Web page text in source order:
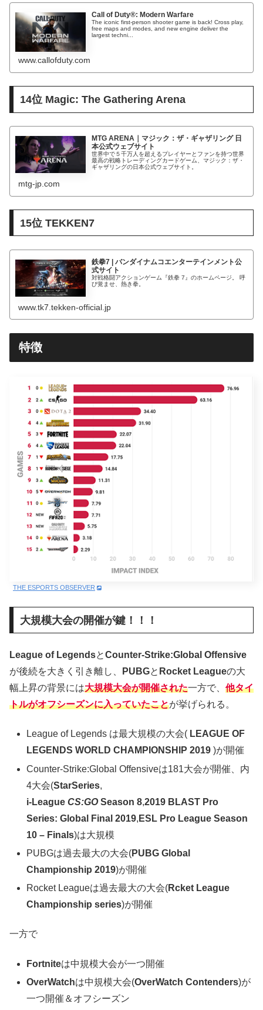
Call of Duty®: Modern Warfare
The iconic first-person shooter game is back! Cross play,
free maps and modes, and new engine deliver the
largest techni...
www.callofduty.com
14位 Magic: The Gathering Arena
MTG ARENA｜マジック：ザ・ギャザリング 日
本公式ウェブサイト
世界中で５千万人を超えるプレイヤーとファンを持つ世界
最高の戦略トレーディングカードゲーム、マジック：ザ・
ギャザリングの日本公式ウェブサイト。
mtg-jp.com
15位 TEKKEN7
鉄拳7 | バンダイナムコエンターテインメント公
式サイト
対戦格闘アクションゲーム『鉄拳 7』のホームページ。 呼
び覚ませ、熱き拳。
www.tk7.tekken-official.jp
特徴
THE ESPORTS OBSERVER
大規模大会の開催が鍵！！！
League of LegendsとCounter-Strike:Global Offensive
が後続を大きく引き離し、
PUBGと Rocket Leagueの大
幅上昇の背景には大規模大会が開催された一方で、 他タイ
トルがオフシーズンに入っていたことが挙げられる。
League of Legends は最大規模の大会( LEAGUE OF
LEGENDS WORLD CHAMPIONSHIP 2019)が開催
Counter-Strike:Global Offensiveは181大会が開催、内
4大会(StarSeries,
i-LeagueCS:GOSeason 8,2019 BLAST Pro
Series: Global Final 2019, ESL Pro League Season
10 – Finals)は大規模
PUBGは過去最大の大会(PUBG Global
Championship 2019)が開催
Rocket Leagueは過去最大の大会(Rcket League
Championship series)が開催
一方で
Fortniteは中規模大会が一つ開催
OverWatchは中規模大会(OverWatch Contenders)が
一つ開催＆オフシーズン